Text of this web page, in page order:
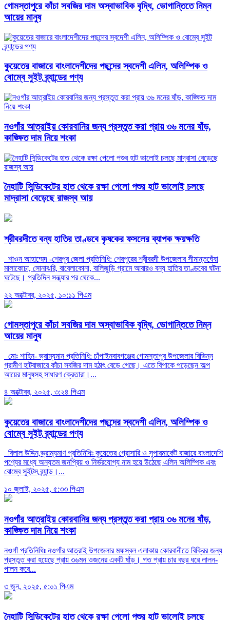
গোমস্তাপুরে কাঁচা সবজির দাম অস্বাভাবিক বৃদ্ধি, ভোগান্তিতে নিম্ন
আয়ের মানুষ
কুয়েতের বাজারে বাংলাদেশীদের পছন্দের স্বদেশী এলিন, অলিম্পিক ও
বোম্বে সুইট ব্র্যান্ডের পণ্য
নওগাঁর আত্রাইয় কোরবানির জন্য প্রস্তুত করা প্রায় ৩৬ মনের ষাঁড়,
কাঙ্ক্ষিত দাম নিয়ে শংকা
নৈহাটি সিন্ডিকেটের হাত থেকে রক্ষা পেলো পশুর হাট ভালোই চলছে
মাদ্রাসা বেড়েছে রাজস্ব আয়
শ্রীবরদীতে বন্য হাতির তাণ্ডবে কৃষকের ফসলের ব্যাপক ক্ষয়ক্ষতি
শাওন আহাম্মেদ -শেরপুর জেলা প্রতিনিধি: শেরপুরের শ্রীবরদী উপজেলার সীমান্তঘেঁষা
মালাকোচা, সোনাঝরি, বাবেলাকোনা, বালিজুড়ি গ্রামে আবারও বন্য হাতির তাণ্ডবের ঘটনা
ঘটেছে। প্রতিদিন সন্ধ্যার পর থেকে...
২২ অক্টোবর, ২০২৫, ১০:১১ পিএম
গোমস্তাপুরে কাঁচা সবজির দাম অস্বাভাবিক বৃদ্ধি, ভোগান্তিতে নিম্ন
আয়ের মানুষ
মোঃ শাহিন- ভ্রাম্যমান প্রতিনিধি: চাঁপাইনবাবগঞ্জের গোমস্তাপুর উপজেলার বিভিন্ন
গ্রামীণ হাটবাজারে কাঁচা সবজির দাম হঠাৎ বেড়ে গেছে। এতে বিপাকে পড়েছেন অল্প
আয়ের মানুষসহ সাধারণ ক্রেতারা।...
৪ অক্টোবর, ২০২৫, ৩:২৪ পিএম
কুয়েতের বাজারে বাংলাদেশীদের পছন্দের স্বদেশী এলিন, অলিম্পিক ও
বোম্বে সুইট ব্র্যান্ডের পণ্য
বিলাল উদ্দিন,ভ্রাম্যমাণ প্রতিনিধিঃ কুয়েতের গ্রোসারি ও সুপারমার্কেট বাজারে বাংলাদেশি
পণ্যের মধ্যে অন্যতম জনপ্রিয় ও নির্ভরযোগ্য নাম হয়ে উঠেছে এলিন অলিম্পিক এবং
বোম্বে সুইটস ব্র্যান্ড।...
১০ জুলাই, ২০২৫, ৫:৩৩ পিএম
নওগাঁর আত্রাইয় কোরবানির জন্য প্রস্তুত করা প্রায় ৩৬ মনের ষাঁড়,
কাঙ্ক্ষিত দাম নিয়ে শংকা
নওগাঁ প্রতিনিধিঃ নওগাঁর আত্রাই উপজেলার মফস্বল এলাকায় কোরবানীতে বিক্রির জন্য
প্রস্তুত করা হয়েছে প্রায় ৩৬মন ওজনের একটি ষাঁড়। গত প্রায় চার বছর ধরে লালন-
পালন করে...
৩ জুন, ২০২৫, ৫:০১ পিএম
নৈহাটি সিন্ডিকেটের হাত থেকে রক্ষা পেলো পশুর হাট ভালোই চলছে